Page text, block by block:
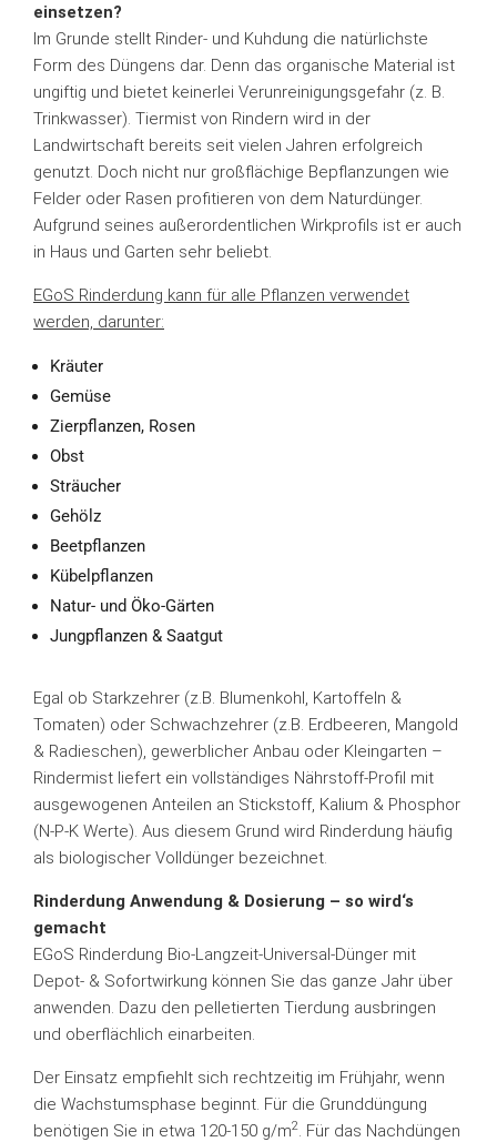
einsetzen?
Im Grunde stellt Rinder- und Kuhdung die natürlichste
Form des Düngens dar. Denn das organische Material ist
ungiftig und bietet keinerlei Verunreinigungsgefahr (z. B.
Trinkwasser). Tiermist von Rindern wird in der
Landwirtschaft bereits seit vielen Jahren erfolgreich
genutzt. Doch nicht nur großflächige Bepflanzungen wie
Felder oder Rasen profitieren von dem Naturdünger.
Aufgrund seines außerordentlichen Wirkprofils ist er auch
in Haus und Garten sehr beliebt.
EGoS Rinderdung kann für alle Pflanzen verwendet
werden, darunter:
Kräuter
Gemüse
Zierpflanzen, Rosen
Obst
Sträucher
Gehölz
Beetpflanzen
Kübelpflanzen
Natur- und Öko-Gärten
Jungpflanzen & Saatgut
Egal ob Starkzehrer (z.B. Blumenkohl, Kartoffeln &
Tomaten) oder Schwachzehrer (z.B. Erdbeeren, Mangold
& Radieschen), gewerblicher Anbau oder Kleingarten –
Rindermist liefert ein vollständiges Nährstoff-Profil mit
ausgewogenen Anteilen an Stickstoff, Kalium & Phosphor
(N-P-K Werte). Aus diesem Grund wird Rinderdung häufig
als biologischer Volldünger bezeichnet.
Rinderdung Anwendung & Dosierung – so wird‘s
gemacht
EGoS Rinderdung Bio-Langzeit-Universal-Dünger mit
Depot- & Sofortwirkung können Sie das ganze Jahr über
anwenden. Dazu den pelletierten Tierdung ausbringen
und oberflächlich einarbeiten.
Der Einsatz empfiehlt sich rechtzeitig im Frühjahr, wenn
die Wachstumsphase beginnt. Für die Grunddüngung
benötigen Sie in etwa 120-150 g/m2
. Für das Nachdüngen